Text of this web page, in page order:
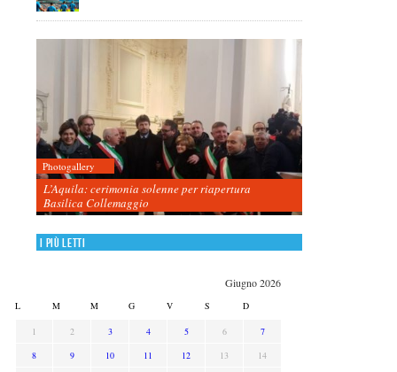
Photogallery
L’Aquila: cerimonia solenne per riapertura
Basilica Collemaggio
I più letti
Giugno 2026
L M M G V S D
1 2 3 4 5 6
7
8
9 10 11 12 13
14